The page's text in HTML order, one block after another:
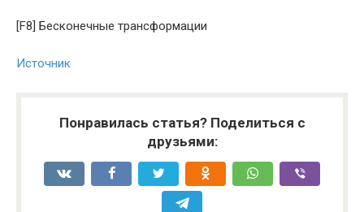
[F8] Бесконечные трансформации
Источник
Понравилась статья? Поделиться с
друзьями: